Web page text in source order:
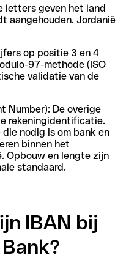
letters geven het land
aangehouden. Jordanië
op positie 3 en 4
97-methode (ISO
validatie van de
Number): De overige
rekeningidentificatie.
nodig is om bank en
binnen het
Opbouw en lengte zijn
standaard.
IBAN bij